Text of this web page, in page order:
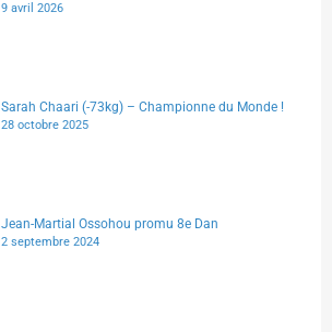
9 avril 2026
Sarah Chaari (-73kg) – Championne du Monde !
28 octobre 2025
Jean-Martial Ossohou promu 8e Dan
2 septembre 2024